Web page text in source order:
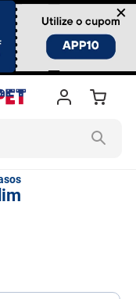
×
MAIS BUSCADOS
cachorro